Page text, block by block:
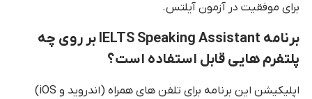
برای موفقیت در آزمون آیلتس.
برنامه IELTS Speaking Assistant بر روی چه
پلتفرم هایی قابل استفاده است؟
اپلیکیشن این برنامه برای تلفن های همراه (اندروید و iOS)